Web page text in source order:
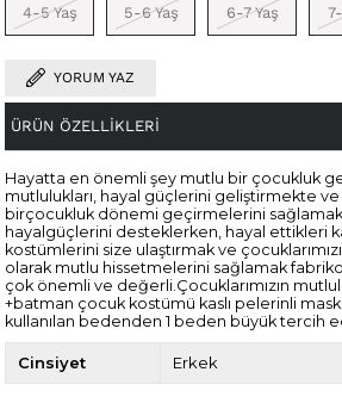
4-5 Yaş 5-6 Yaş 6-7 Yaş
YORUM YAZ
ÜRÜN ÖZELLIKLERI
Hayatta en önemli şey mutlu bir çocukluk
mutlulukları, hayal güçlerini geliştirmekte ve
birçocukluk dönemi geçirmelerini
hayalgüçlerini desteklerken, hayal ettikleri
kostümlerini size ulaştırmak ve
olarak mutlu hissetmelerini sağlamak
çok önemli ve değerli.Çocuklarımızın
+batman çocuk kostümü kaslı pelerinli
kullanılan bedenden 1 beden büyük tercih
Cinsiyet Erkek